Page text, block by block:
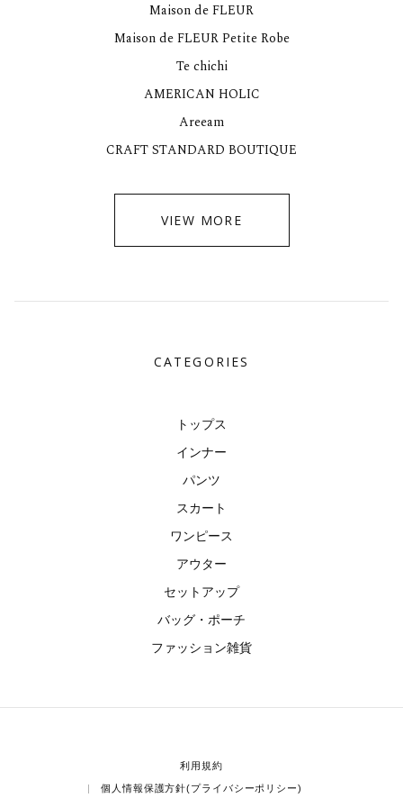
Maison de FLEUR
Maison de FLEUR Petite Robe
Te chichi
AMERICAN HOLIC
Areeam
CRAFT STANDARD BOUTIQUE
VIEW MORE
CATEGORIES
トップス
インナー
パンツ
スカート
ワンピース
アウター
セットアップ
バッグ・ポーチ
ファッション雑貨
利用規約
個人情報保護方針(プライバシーポリシー)